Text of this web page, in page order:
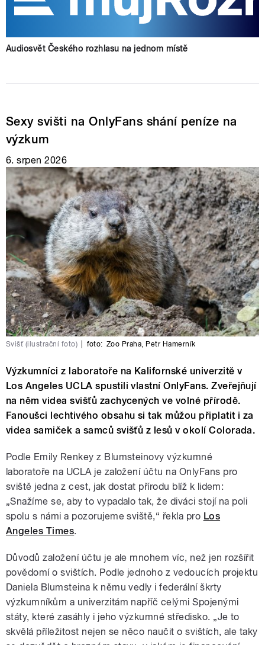
Audiosvět Českého rozhlasu na jednom místě
Sexy svišti na OnlyFans shání peníze na
výzkum
6. srpen 2026
Svišť (ilustrační foto) foto: Zoo Praha ,Petr Hamerník
Výzkumníci z laboratoře na Kalifornské univerzitě v
Los Angeles UCLA spustili vlastní OnlyFans. Zveřejňují
na něm videa svišťů zachycených ve volné přírodě.
Fanoušci lechtivého obsahu si tak můžou připlatit i za
videa samiček a samců svišťů z lesů v okolí Colorada.
Podle Emily Renkey z Blumsteinovy výzkumné
laboratoře na UCLA je založení účtu na OnlyFans pro
sviště jedna z cest, jak dostat přírodu blíž k lidem:
„Snažíme se, aby to vypadalo tak, že diváci stojí na poli
spolu s námi a pozorujeme sviště,“ řekla pro Los
Angeles Times.
Důvodů založení účtu je ale mnohem víc, než jen rozšířit
povědomí o svištích. Podle jednoho z vedoucích projektu
Daniela Blumsteina k němu vedly i federální škrty
výzkumníkům a univerzitám napříč celými Spojenými
státy, které zasáhly i jeho výzkumné středisko. „Je to
skvělá příležitost nejen se něco naučit o svištích, ale taky